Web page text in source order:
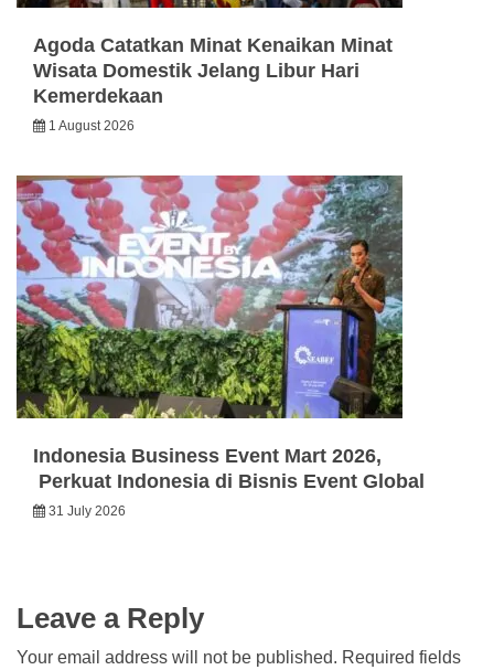
Agoda Catatkan Minat Kenaikan Minat
Wisata Domestik Jelang Libur Hari
Kemerdekaan
1 August 2026
Indonesia Business Event Mart 2026,
Perkuat Indonesia di Bisnis Event Global
31 July 2026
Leave a Reply
Your email address will not be published. Required fields